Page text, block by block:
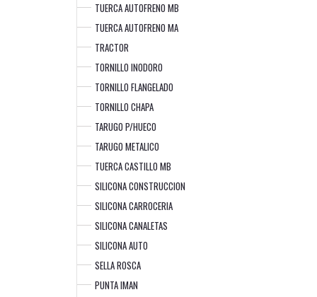
TUERCA AUTOFRENO MB
TUERCA AUTOFRENO MA
TRACTOR
TORNILLO INODORO
TORNILLO FLANGELADO
TORNILLO CHAPA
TARUGO P/HUECO
TARUGO METALICO
TUERCA CASTILLO MB
SILICONA CONSTRUCCION
SILICONA CARROCERIA
SILICONA CANALETAS
SILICONA AUTO
SELLA ROSCA
PUNTA IMAN